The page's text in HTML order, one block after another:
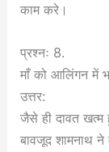
काम करे।
प्रश्नः 8.
माँ को आलिंगन में
उत्तर:
जैसे ही दावत खत्म
बावजूद शामनाथ